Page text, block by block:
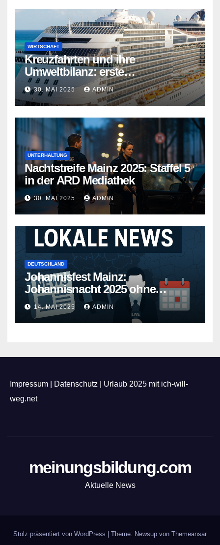
WIRTSCHAFT
Kreuzfahrten und ihre
Umweltbilanz: erste
Kreuzfahrtschiffe gehen neue
Wege
30. MAI 2025 ADMIN
UNTERHALTUNG
Nachtstreife Mainz 2025: Staffel 5
in der ARD Mediathek
30. MAI 2025 ADMIN
DEUTSCHLAND
Johannisfest Mainz:
Johannisnacht 2025 ohne
Feuerwerk
14. MAI 2025 ADMIN
Impressum Datenschutz
Urlaub 2025 mit ich-will-
weg.net
meinungsbildung.com
Aktuelle News
Stolz präsentiert von WordPress Theme: Newsup von Themeansar